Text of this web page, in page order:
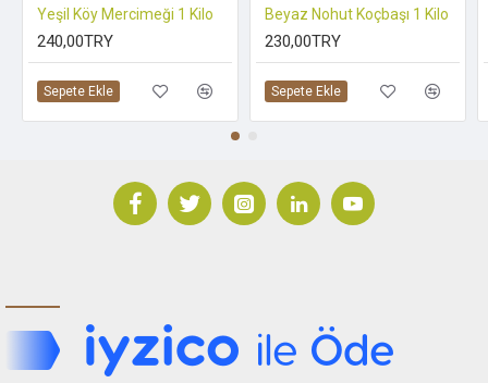
Yeşil Köy Mercimeği 1 Kilo
240,00TRY
Sepete Ekle
Beyaz Nohut Koçbaşı 1 Kilo
230,00TRY
Sepete Ekle